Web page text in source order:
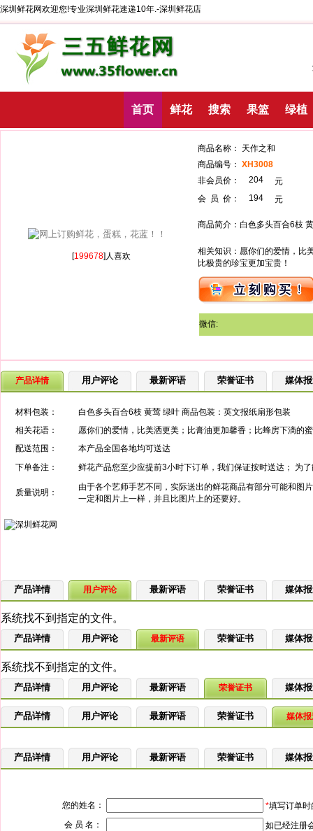
深圳鲜花网欢迎您!专业深圳鲜花速递10年.-深圳鲜花店
首页 鲜花 搜索 果篮 绿植
[199678]人喜欢
商品名称： 天作
商品编号： XH3008
非会员价：
204
会 员 价：
194
商品简介：白色多头百合6枝
相关知识：愿你们的爱情，比
比极贵的珍宝更加宝贵！
微信:
产品详情 用户评论 最新评语 荣誉证书 媒体
材料包装：
白色多头百合6枝 黄莺 绿叶 商品包装：英文报纸扇形包装
相关花语：
愿你们的爱情，比美洒更美；比膏油更加馨香；比蜂房下滴的
配送范围：
本产品全国各地均可送达
下单备注：
鲜花产品您至少应提前3小时下订单，我们保证按时送达； 为
质量说明：
由于各个艺师手艺不同，实际送出的鲜花商品有部分可能和图
一定和图片上一样，并且比图片上的还要好。
产品详情 用户评论 最新评语 荣誉证书 媒体
产品详情 用户评论 最新评语 荣誉证书 媒体
产品详情 用户评论 最新评语 荣誉证书 媒体
产品详情 用户评论 最新评语 荣誉证书 媒体
产品详情 用户评论 最新评语 荣誉证书 媒体
您的姓名： *填写订单
会 员 名：
如已经注册